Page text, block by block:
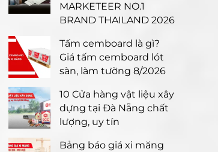
MARKETEER NO.1
BRAND THAILAND 2026
Tấm cemboard là gì?
Giá tấm cemboard lót
sàn, làm tường 8/2026
10 Cửa hàng vật liệu xây
dựng tại Đà Nẵng chất
lượng, uy tín
Bảng báo giá xi măng